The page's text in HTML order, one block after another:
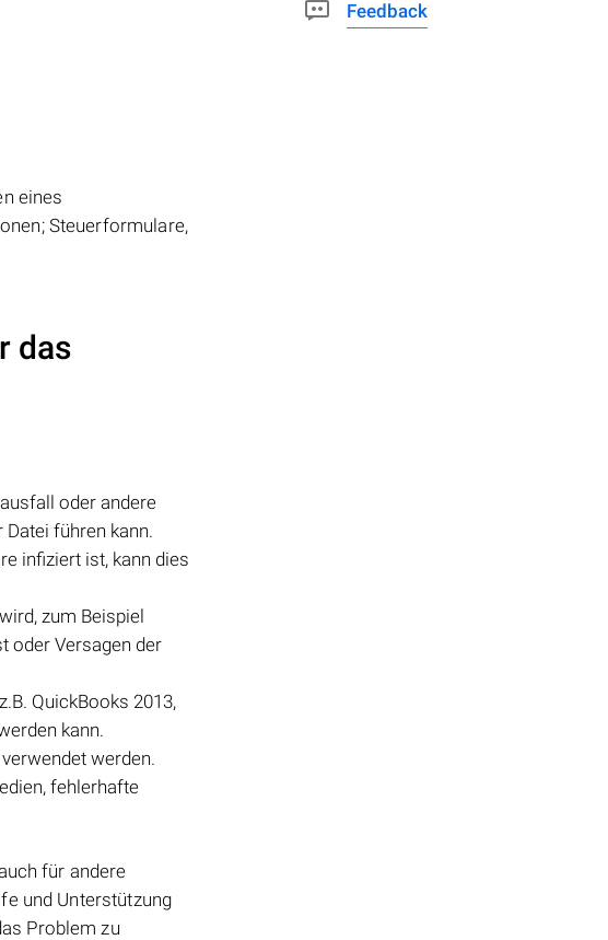
eines
Steuerformulare,
das
oder andere
führen kann.
infiziert ist, kann dies
zum Beispiel
oder Versagen der
QuickBooks 2013,
kann.
werden.
fehlerhafte
für andere
und Unterstützung
Problem zu
Feedback